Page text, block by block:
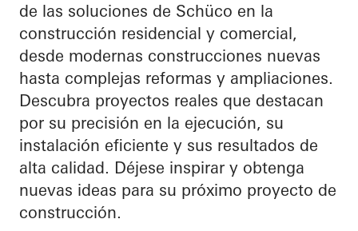
de las soluciones de Schüco en la
construcción residencial y comercial,
desde modernas construcciones nuevas
hasta complejas reformas y ampliaciones.
Descubra proyectos reales que destacan
por su precisión en la ejecución, su
instalación eficiente y sus resultados de
alta calidad. Déjese inspirar y obtenga
nuevas ideas para su próximo proyecto de
construcción.